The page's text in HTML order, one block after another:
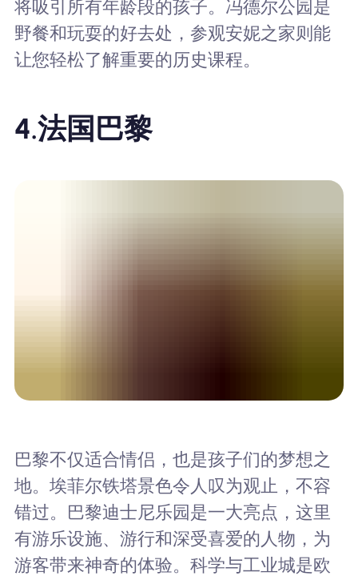
将吸引所有年龄段的孩子。冯德尔公园是
野餐和玩耍的好去处，参观安妮之家则能
让您轻松了解重要的历史课程。
4.法国巴黎
巴黎不仅适合情侣，也是孩子们的梦想之
地。埃菲尔铁塔景色令人叹为观止，不容
错过。巴黎迪士尼乐园是一大亮点，这里
有游乐设施、游行和深受喜爱的人物，为
游客带来神奇的体验。科学与工业城是欧